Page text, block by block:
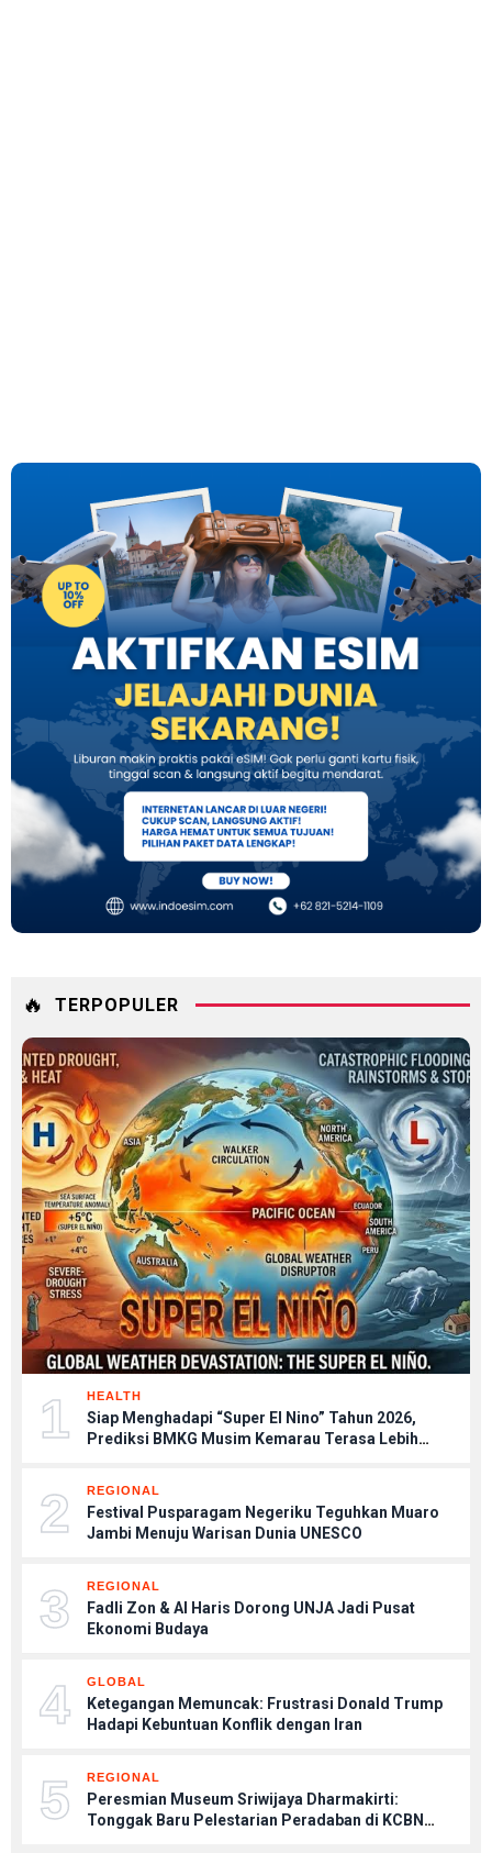
🔥 TERPOPULER
1 HEALTH
Siap Menghadapi “Super El Nino” Tahun 2026,
Prediksi BMKG Musim Kemarau Terasa Lebih
2 REGIONAL
Festival Pusparagam Negeriku Teguhkan Muaro
Jambi Menuju Warisan Dunia UNESCO
3 REGIONAL
Fadli Zon & Al Haris Dorong UNJA Jadi Pusat
Ekonomi Budaya
4 GLOBAL
Ketegangan Memuncak: Frustrasi Donald Trump
Hadapi Kebuntuan Konflik dengan Iran
5 REGIONAL
Peresmian Museum Sriwijaya Dharmakirti:
Tonggak Baru Pelestarian Peradaban di KCBN